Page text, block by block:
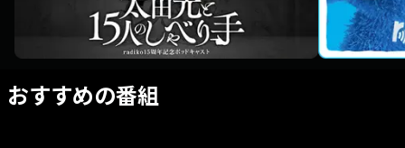
おすすめの番組